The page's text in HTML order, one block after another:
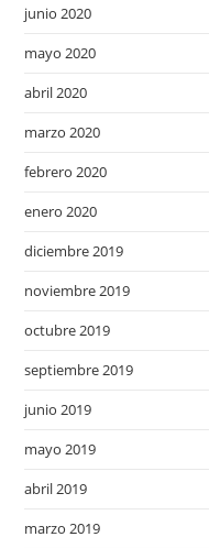
junio 2020
mayo 2020
abril 2020
marzo 2020
febrero 2020
enero 2020
diciembre 2019
noviembre 2019
octubre 2019
septiembre 2019
junio 2019
mayo 2019
abril 2019
marzo 2019